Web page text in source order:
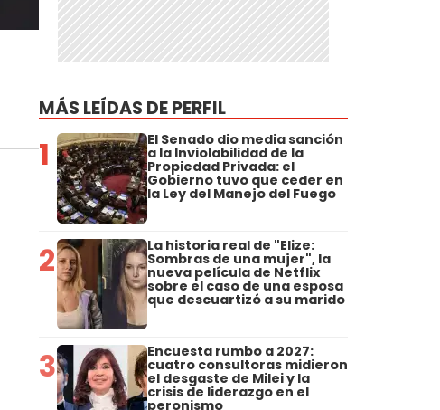
MÁS LEÍDAS DE PERFIL
1 El Senado dio media sanción
a la Inviolabilidad de la
Propiedad Privada: el
Gobierno tuvo que ceder en
la Ley del Manejo del Fuego
2 La historia real de "Elize:
Sombras de una mujer", la
nueva película de Netflix
sobre el caso de una esposa
que descuartizó a su marido
3 Encuesta rumbo a 2027:
cuatro consultoras midieron
el desgaste de Milei y la
crisis de liderazgo en el
peronismo